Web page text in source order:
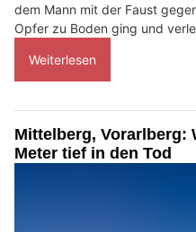
dem Mann mit der Faust
Opfer zu Boden ging und
Weiterlesen
Mittelberg, Vorarlberg:
Meter tief in den Tod